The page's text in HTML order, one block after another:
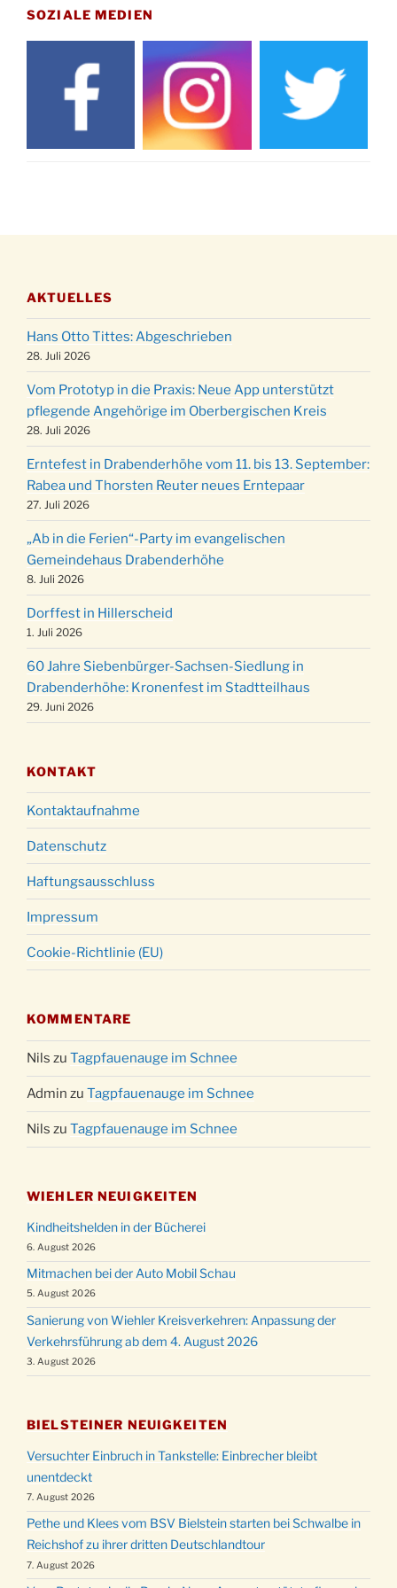
Drabenderhöhe um 11:15 Uhr
21.11.
Basar im Ev. Gemeindehaus von 14-16:30 Uhr
Katharinenball des Honterus Chors im
Stadtteilhaus um 19:00 Uhr
Kinderbibeltag im Ev. Gemeindehaus von 10-
12 Uhr
Stadtteilhaus um 19:00 Uhr
11.12.
Puer-Natus weihnachtliches Brauchtum am
Robert-Gassner-Hof um 17:00 Uhr
19.12.
Kinderbibeltag im Ev. Gemeindehaus von 10-
12 Uhr
20.12.
Weihnachts-Konzert des Honterus Chors in
der Kirche um 17:00 Uhr
24.12.
Familiengottesdienst mit Krippenspiel im Ev.
Gemeindehaus um 15:00 Uhr
24.12. Familiengottesdienst in der FeG um 16 Uhr
24.12.
Weihnachtsgottesdienst in der Kirche um
15:00 Uhr
24.12.
Weihnachtsgottesdienst in der Kirche um
18:00 Uhr
24.12.
Christmette mit der ev. Jugend in der Kirche
um 23:00 Uhr
31.12.
Gottesdienst zu Silvester in der Kirche um
18:00 Uhr
SOZIALE MEDIEN
AKTUELLES
Hans Otto Tittes: Abgeschrieben
28. Juli 2026
Vom Prototyp in die Praxis: Neue App unterstützt
pflegende Angehörige im Oberbergischen Kreis
28. Juli 2026
Erntefest in Drabenderhöhe vom 11. bis 13. September:
Rabea und Thorsten Reuter neues Erntepaar
27. Juli 2026
„Ab in die Ferien“-Party im evangelischen
Gemeindehaus Drabenderhöhe
8. Juli 2026
Dorffest in Hillerscheid
1. Juli 2026
60 Jahre Siebenbürger-Sachsen-Siedlung in
Drabenderhöhe: Kronenfest im Stadtteilhaus
29. Juni 2026
KONTAKT
Kontaktaufnahme
Datenschutz
Haftungsausschluss
Impressum
Cookie-Richtlinie (EU)
KOMMENTARE
Nils zu Tagpfauenauge im Schnee
Admin zu Tagpfauenauge im Schnee
Nils zu Tagpfauenauge im Schnee
WIEHLER NEUIGKEITEN
Kindheitshelden in der Bücherei
6. August 2026
Mitmachen bei der Auto Mobil Schau
5. August 2026
Sanierung von Wiehler Kreisverkehren: Anpassung der
Verkehrsführung ab dem 4. August 2026
3. August 2026
BIELSTEINER NEUIGKEITEN
Versuchter Einbruch in Tankstelle: Einbrecher bleibt
unentdeckt
7. August 2026
Pethe und Klees vom BSV Bielstein starten bei Schwalbe in
Reichshof zu ihrer dritten Deutschlandtour
7. August 2026